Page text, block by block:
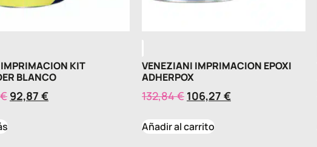
IMPRIMACION KIT
BLANCO
€ 92,87 €
VENEZIANI IMPRIMACION EPOXI
ADHERPOX
132,84€ 106,27 €
Añadir al carrito